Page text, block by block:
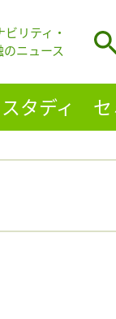
リティ・
のニュース
スタディ